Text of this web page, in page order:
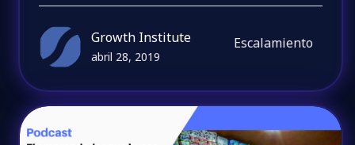
Growth Institute
abril 28, 2019
Escalamiento